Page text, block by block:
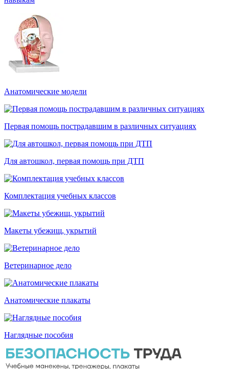
Анатомические модели
Первая помощь пострадавшим в различных ситуациях
Для автошкол, первая помощь при ДТП
Комплектация учебных классов
Макеты убежищ, укрытий
Ветеринарное дело
Анатомические плакаты
Наглядные пособия